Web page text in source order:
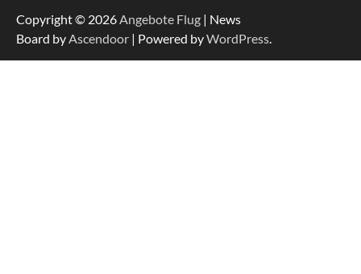
Copyright © 2026 Angebote Flug | News
Board by Ascendoor | Powered byWordPress